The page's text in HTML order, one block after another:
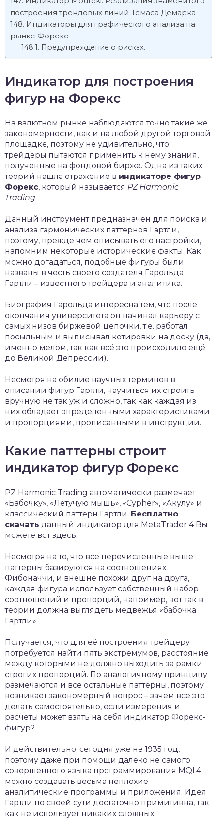
построения трендовых линий Томаса Демарка
Индикаторы для графического анализа на
рынке Форекс
Предупреждение о рисках.
Индикатор для построения
фигур на Форекс
На валютном рынке наблюдаются точно такие же
закономерности, как и на любой другой торговой
площадке, поэтому не удивительно, что
трейдеры пытаются применить к нему знания,
полученные на фондовой бирже. Одна из таких
теорий нашла отражение в индикаторе фигур
Форекс, который называется PZ Harmonic
Trading.
Данный инструмент предназначен для поиска и
анализа гармонических паттернов Гартли,
поэтому, прежде чем описывать его настройки,
напомним некоторые исторические факты. Как
можно догадаться, подобные фигуры были
названы в честь своего создателя Гарольда
Гартли – известного трейдера и аналитика.
Биография Гарольда интересна тем, что после
окончания университета он начинал карьеру с
самых низов биржевой цепочки, т.е. работал
посыльным и выписывал котировки на доску (да,
именно мелом, так как всё это происходило ещё
до Великой Депрессии).
Несмотря на обилие научных терминов в
описании фигур Гартли, научиться их строить
вручную не так уж и сложно, так как каждая из
них обладает определёнными характеристиками
и пропорциями, прописанными в инструкции.
Какие паттерны строит
индикатор фигур Форекс
PZ Harmonic Trading автоматически размечает
«Бабочку», «Летучую мышь», «Cypher», «Акулу» и
классический паттерн Гартли. Бесплатно
скачать данный индикатор для MetaTrader 4 Вы
можете вот здесь:
Несмотря на то, что все перечисленные выше
паттерны базируются на соотношениях
Фибоначчи, и внешне похожи друг на друга,
каждая фигура использует собственный набор
соотношений и пропорций, например, вот так в
теории должна выглядеть медвежья «бабочка
Гартли»:
Получается, что для её построения трейдеру
потребуется найти пять экстремумов, расстояние
между которыми не должно выходить за рамки
строгих пропорций. По аналогичному принципу
размечаются и все остальные паттерны, поэтому
возникает закономерный вопрос – зачем всё это
делать самостоятельно, если измерения и
расчёты может взять на себя индикатор Форекс-
фигур?
И действительно, сегодня уже не 1935 год,
поэтому даже при помощи далеко не самого
совершенного языка программирования MQL4
можно создавать весьма неплохие
аналитические программы и приложения. Идея
Гартли по своей сути достаточно примитивна, так
как не использует никаких сложных